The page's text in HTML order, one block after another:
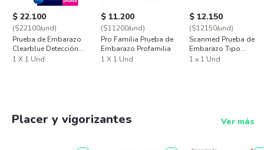
$ 22.100
($22100/und)
Prueba de Embarazo
Clearblue Detección
Rápida 1 Prueba
1 X 1 Und
$ 11.200
($11200/und)
Pro Familia Prueba de
Embarazo Profamilia
1 X 1 Und
$ 12.150
($12150/und)
Scanmed Prueba de
Embarazo Tipo
Bolígrafo
1 x 1 Und
Placer y vigorizantes Ver más